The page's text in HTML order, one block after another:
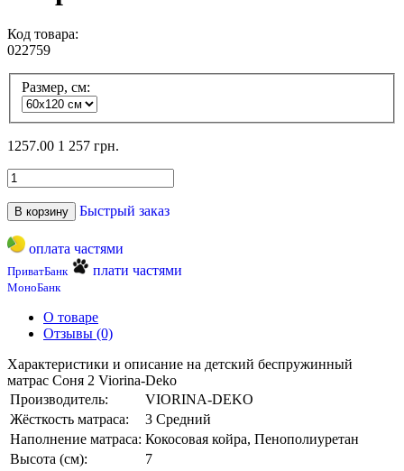
Код товара:
022759
Размер, см:
1257.00 1 257 грн.
В корзину Быстрый заказ
оплата частями
ПриватБанк плати частями
МоноБанк
О товаре
Отзывы (0)
Характеристики и описание на детский беспружинный
матрас Соня 2 Viorina-Deko
Производитель:
VIORINA-DEKO
Жёсткость матраса:
3 Средний
Наполнение матраса: Кокосовая койра, Пенополиуретан
Высота (см):
7